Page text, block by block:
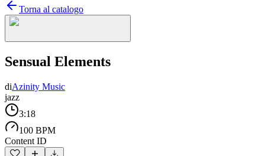
Torna al catalogo
Sensual Elements
diAzinity Music
jazz
3:18
100 BPM
Content ID